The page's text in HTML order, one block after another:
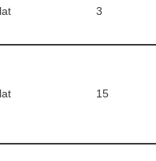
3
15